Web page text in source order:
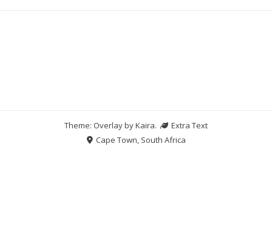
Theme: Overlay byKaira.
Extra Text
Cape Town, South Africa